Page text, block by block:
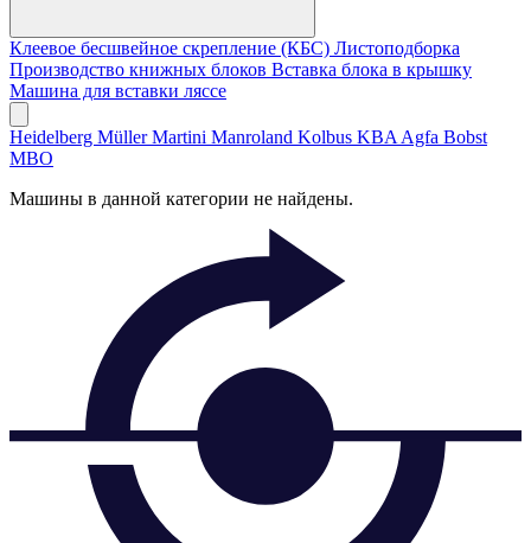
Клеевое бесшвейное скрепление (КБС) Листоподборка
Производство книжных блоков Вставка блока в крышку
Машина для вставки ляссе
Heidelberg Müller Martini Manroland Kolbus KBA Agfa Bobst
MBO
Машины в данной категории не найдены.